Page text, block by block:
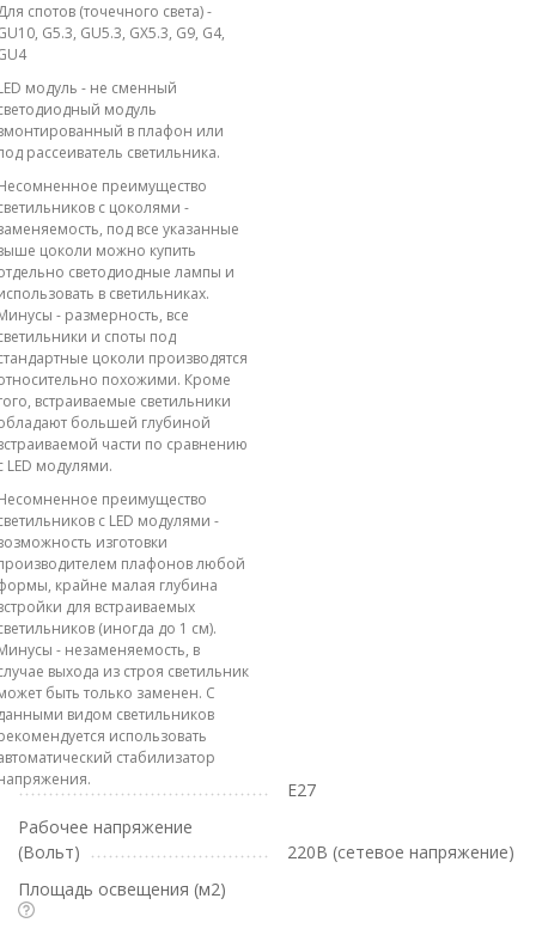
спотов (точечного света) -
G5.3, GU5.3, GX5.3, G9, G4,
модуль - не сменный
модуль
в плафон или
рассеиватель светильника.
преимущество
с цоколями -
под все указанные
цоколи можно купить
светодиодные лампы и
в светильниках.
- размерность, все
и споты под
цоколи производятся
похожими. Кроме
встраиваемые светильники
большей глубиной
части по сравнению
LED модулями.
преимущество
с LED модулями -
изготовки
плафонов любой
крайне малая глубина
для встраиваемых
(иногда до 1 см).
- незаменяемость, в
выхода из строя светильник
быть только заменен. С
видом светильников
использовать
стабилизатор
E27
Рабочее напряжение
(Вольт)
220В (сетевое напряжение)
Площадь освещения (м2)